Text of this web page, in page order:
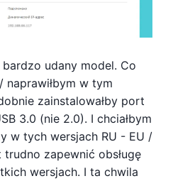
udany model. Co
naprawiłbym w tym
zainstalowałby port
3.0 (nie 2.0). I chciałbym
w tych wersjach RU - EU /
trudno zapewnić obsługę
wersjach. I ta chwila